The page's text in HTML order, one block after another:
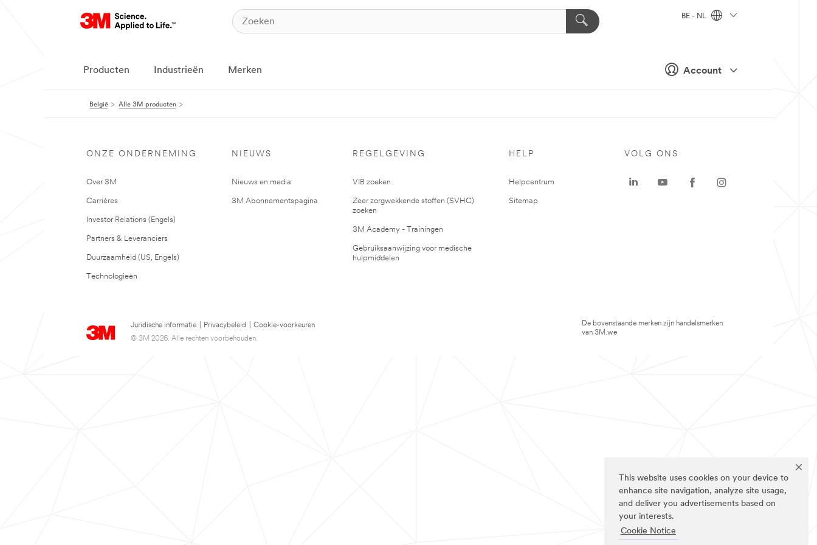
This website uses cookies on your device to
enhance site navigation, analyze site usage,
and deliver you advertisements based on
your interests.
Cookie Notice
Account
BE - NL
Producten Industrieën Merken
België Alle 3M producten
ONZE ONDERNEMING
Over 3M
Carrières
Investor Relations (Engels)
Partners & Leveranciers
Duurzaamheid (US, Engels)
Technologieën
NIEUWS
Nieuws en media
3M Abonnementspagina
REGELGEVING
VIB zoeken
Zeer zorgwekkende stoffen (SVHC)
zoeken
3M Academy - Trainingen
Gebruiksaanwijzing voor medische
hulpmiddelen
HELP
Helpcentrum
Sitemap
Juridische informatie Privacybeleid
Cookie-voorkeuren
© 3M 2026. Alle rechten voorbehouden.
VOLG ONS
De bovenstaande merken zijn handelsmerken
van 3M.we